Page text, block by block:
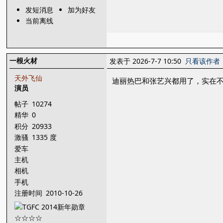
发短消息
加为好友
当前离线
一根火材
天外飞仙
演员
帖子 10274
精华 0
积分 20933
激骚 1335 度
爱车
主机
相机
手机
注册时间 2010-10-26
发表于 2026-7-7 10:50 只看该作者
迪丽热巴和张艺兴都用了，实在不